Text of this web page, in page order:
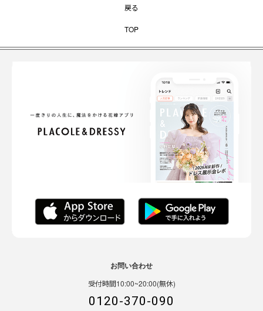
戻る
TOP
お問い合わせ
受付時間10:00~20:00(無休)
0120-370-090